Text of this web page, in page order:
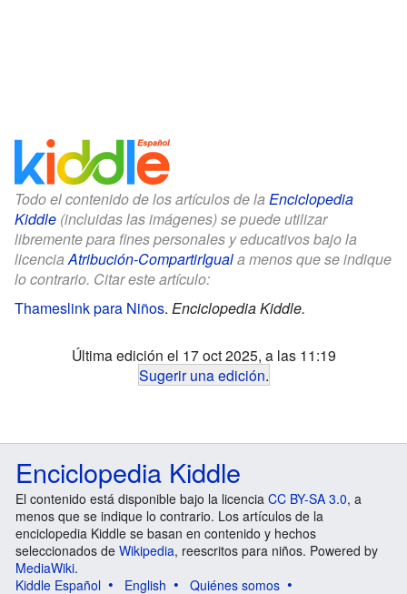
Todo el contenido de los artículos de la Enciclopedia
Kiddle (incluidas las imágenes) se puede utilizar
libremente para fines personales y educativos bajo la
licenciaAtribución-CompartirIguala menos que se indique
lo contrario. Citar este artículo:
Thameslink para Niños. Enciclopedia Kiddle.
Última edición el 17 oct 2025, a las 11:19
Sugerir una edición.
Enciclopedia Kiddle
El contenido está disponible bajo la licencia CC BY-SA 3.0, a
menos que se indique lo contrario. Los artículos de la
enciclopedia Kiddle se basan en contenido y hechos
seleccionados de Wikipedia, reescritos para niños. Powered by
MediaWiki.
Kiddle Español
English
Quiénes somos